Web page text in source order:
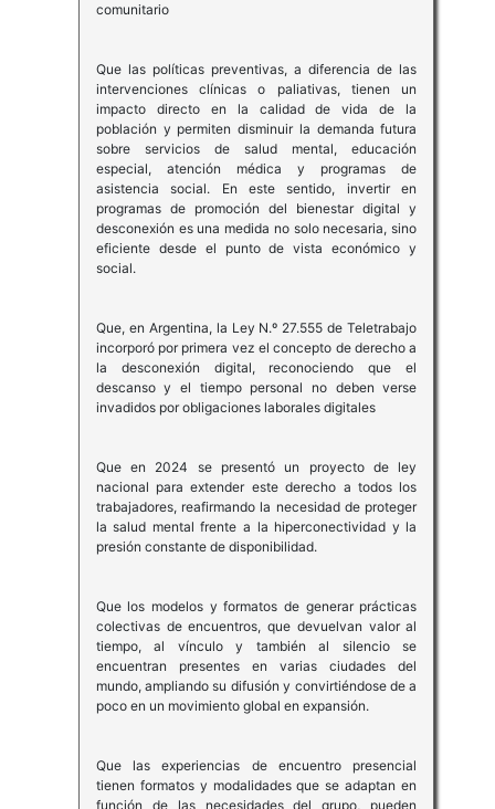
comunitario
Que las políticas preventivas, a diferencia de las
intervenciones clínicas o paliativas, tienen un
impacto directo en la calidad de vida de la
población y permiten disminuir la demanda futura
sobre servicios de salud mental, educación
especial, atención médica y programas de
asistencia social. En este sentido, invertir en
programas de promoción del bienestar digital y
desconexión es una medida no solo necesaria, sino
eficiente desde el punto de vista económico y
social.
Que, en Argentina, la Ley N.º 27.555 de Teletrabajo
incorporó por primera vez el concepto de derecho a
la desconexión digital, reconociendo que el
descanso y el tiempo personal no deben verse
invadidos por obligaciones laborales digitales
Que en 2024 se presentó un proyecto de ley
nacional para extender este derecho a todos los
trabajadores, reafirmando la necesidad de proteger
la salud mental frente a la hiperconectividad y la
presión constante de disponibilidad.
Que los modelos y formatos de generar prácticas
colectivas de encuentros, que devuelvan valor al
tiempo, al vínculo y también al silencio se
encuentran presentes en varias ciudades del
mundo, ampliando su difusión y convirtiéndose de a
poco en un movimiento global en expansión.
Que las experiencias de encuentro presencial
tienen formatos y modalidades que se adaptan en
función de las necesidades del grupo, pueden